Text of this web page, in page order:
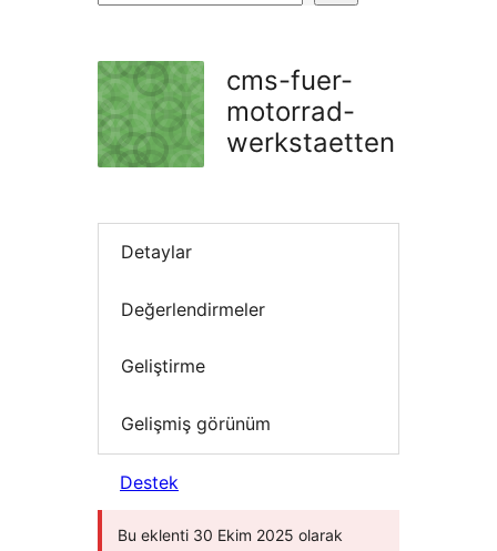
cms-fuer-
motorrad-
werkstaetten
Detaylar
Değerlendirmeler
Geliştirme
Gelişmiş görünüm
Destek
Bu eklenti 30 Ekim 2025 olarak